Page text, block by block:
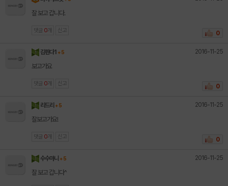
잘 보고 갑니다.
댓글 0 개 신고 0
김판다1 + 5 2016-11-25
보고가요
댓글 0 개 신고 0
리드리 + 5 2016-11-25
잘보고가요!
댓글 0 개 신고 0
수수마니 + 5 2016-11-25
잘 보고 갑니다^